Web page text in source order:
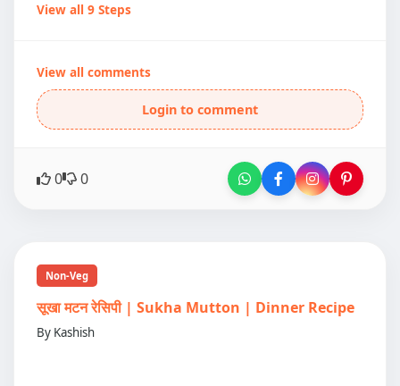
View all 9 Steps
View all comments
Login to comment
0 0
Non-Veg
सूखा मटन रेसिपी | Sukha Mutton | Dinner Recipe
By Kashish